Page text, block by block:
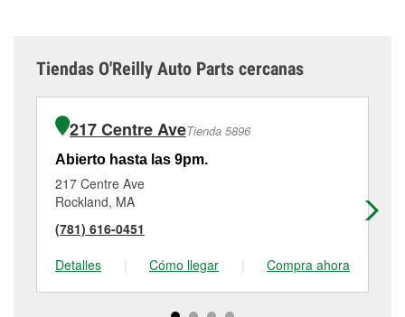
Tiendas O'Reilly Auto Parts cercanas
217 Centre AveTienda 5896
Abierto hasta las 9pm.
217 Centre Ave
Rockland, MA
(781) 616-0451
Detalles
| Cómo llegar | Compra ahora